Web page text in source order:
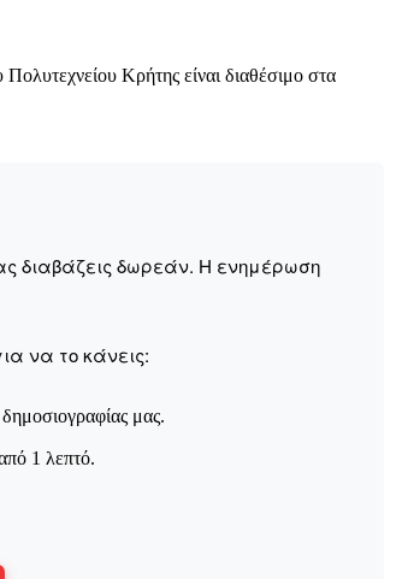
Αγώνας της Κρήτης
Στείλτε το άρθρο σας | Κάντε μια δωρεά
Πολυτεχνείου Κρήτης είναι διαθέσιμο στα
διαβάζεις δωρεάν. Η ενημέρωση
να το κάνεις:
μας.
1 λεπτό.